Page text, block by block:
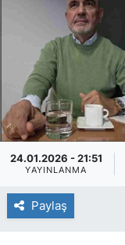
24.01.2026 - 21:51
YAYINLANMA
Paylaş
SİYASET
SAĞLIK